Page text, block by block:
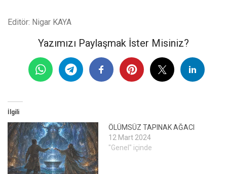
Editör: Nigar KAYA
Yazımızı Paylaşmak İster Misiniz?
İlgili
ÖLÜMSÜZ TAPINAK AĞACI
12 Mart 2024
"Genel" içinde